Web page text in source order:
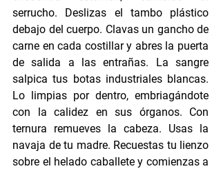
serrucho. Deslizas el tambo plástico
debajo del cuerpo. Clavas un gancho de
carne en cada costillar y abres la puerta
de salida a las entrañas. La sangre
salpica tus botas industriales blancas.
Lo limpias por dentro, embriagándote
con la calidez en sus órganos. Con
ternura remueves la cabeza. Usas la
navaja de tu madre. Recuestas tu lienzo
sobre el helado caballete y comienzas a